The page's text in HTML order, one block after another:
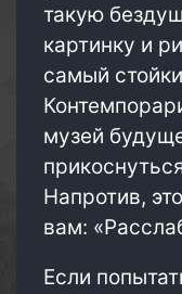
такую
картинку и
самый
музей
Напротив,
вам:
Если